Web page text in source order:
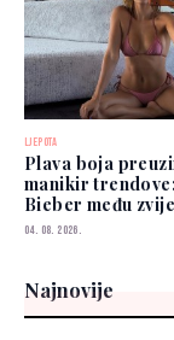
LJEPOTA
Plava boja
manikir
Bieber među
koje je već nose
04. 08. 2026.
Najnovije